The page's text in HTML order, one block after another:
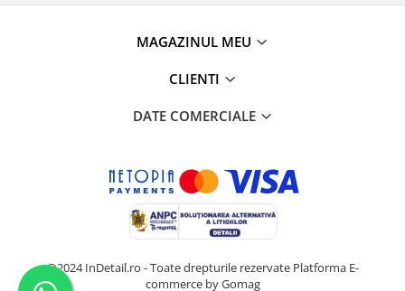
MAGAZINUL MEU
CLIENTI
DATE COMERCIALE
@2024 InDetail.ro - Toate drepturile rezervate Platforma E-
commerce by Gomag